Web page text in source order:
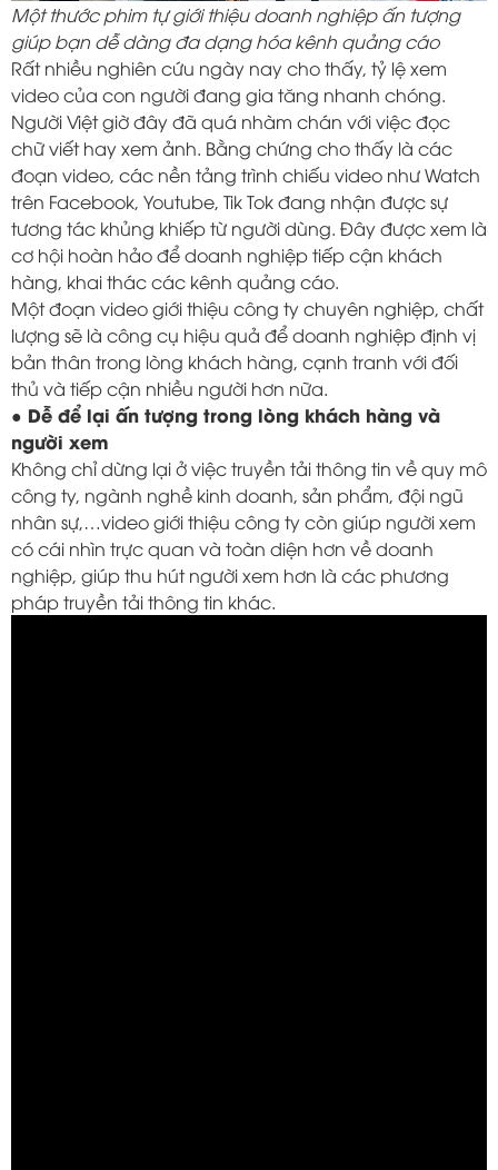
Một thước phim tự giới thiệu doanh nghiệp ấn tượng
giúp bạn dễ dàng đa dạng hóa kênh quảng cáo
Rất nhiều nghiên cứu ngày nay cho thấy, tỷ lệ xem
video của con người đang gia tăng nhanh chóng.
Người Việt giờ đây đã quá nhàm chán với việc đọc
chữ viết hay xem ảnh. Bằng chứng cho thấy là các
đoạn video, các nền tảng trình chiếu video như Watch
trên Facebook, Youtube, Tik Tok đang nhận được sự
tương tác khủng khiếp từ người dùng. Đây được xem là
cơ hội hoàn hảo để doanh nghiệp tiếp cận khách
hàng, khai thác các kênh quảng cáo.
Một đoạn video giới thiệu công ty chuyên nghiệp, chất
lượng sẽ là công cụ hiệu quả để doanh nghiệp định vị
bản thân trong lòng khách hàng, cạnh tranh với đối
thủ và tiếp cận nhiều người hơn nữa.
● Dễ để lại ấn tượng trong lòng khách hàng và
người xem
Không chỉ dừng lại ở việc truyền tải thông tin về quy mô
công ty, ngành nghề kinh doanh, sản phẩm, đội ngũ
nhân sự,…video giới thiệu công ty còn giúp người xem
có cái nhìn trực quan và toàn diện hơn về doanh
nghiệp, giúp thu hút người xem hơn là các phương
pháp truyền tải thông tin khác.